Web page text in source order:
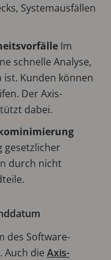
Systemausfällen
Im
schnelle Analyse,
Kunden können
Der Axis-
dabei.
gesetzlicher
durch nicht
des Software-
Auch die Axis-